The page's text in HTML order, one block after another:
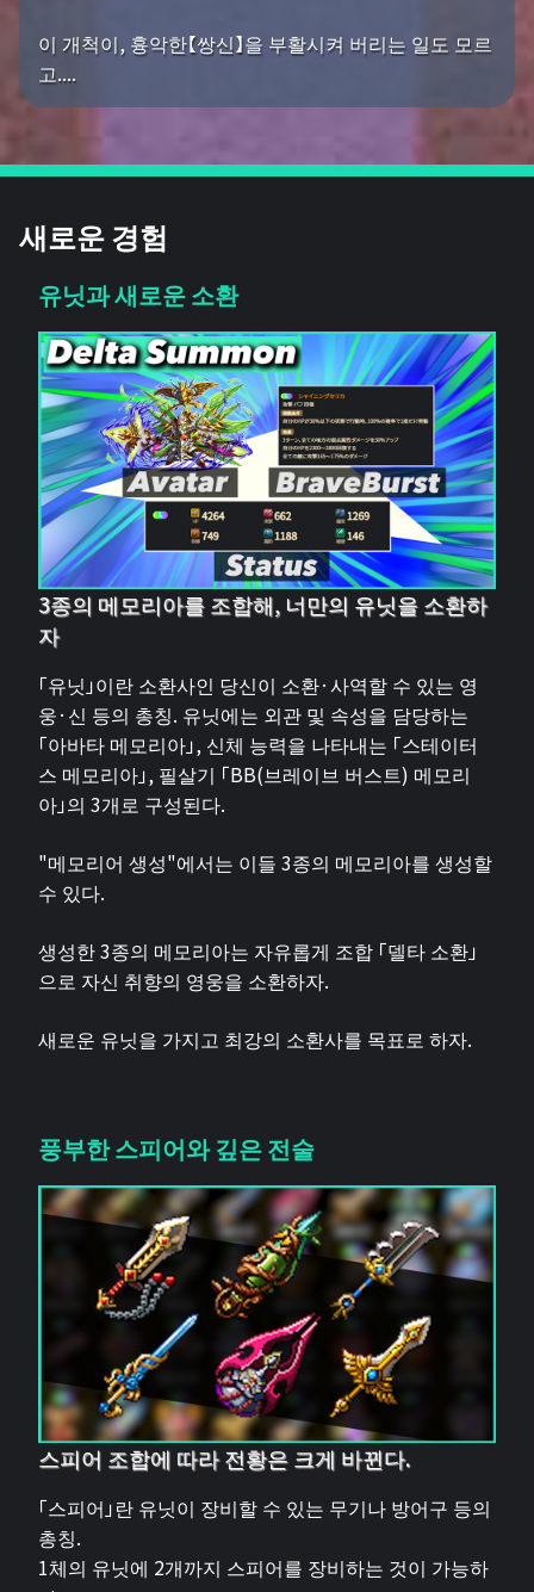
이 개척이, 흉악한【쌍신】을 부활시켜 버리는 일도 모르
고....
새로운 경험
유닛과 새로운 소환
3종의 메모리아를 조합해, 너만의 유닛을 소환하
자
「유닛」이란 소환사인 당신이 소환·사역할 수 있는 영
웅·신 등의 총칭. 유닛에는 외관 및 속성을 담당하는
「아바타 메모리아」, 신체 능력을 나타내는 「스테이터
스 메모리아」, 필살기 「BB(브레이브 버스트) 메모리
아」의 3개로 구성된다.
"메모리어 생성"에서는 이들 3종의 메모리아를 생성할
수 있다.
생성한 3종의 메모리아는 자유롭게 조합 「델타 소환」
으로 자신 취향의 영웅을 소환하자.
새로운 유닛을 가지고 최강의 소환사를 목표로 하자.
풍부한 스피어와 깊은 전술
스피어 조합에 따라 전황은 크게 바뀐다.
「스피어」란 유닛이 장비할 수 있는 무기나 방어구 등의
총칭.
1체의 유닛에 2개까지 스피어를 장비하는 것이 가능하